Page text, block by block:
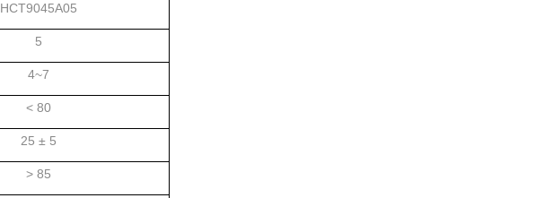
HCT9045A05
5
4~7
< 80
25 ± 5
> 85